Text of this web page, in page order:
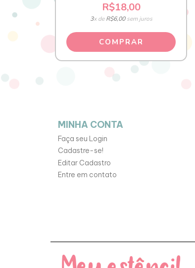
R$18,00
3x deR$6,00sem juros
MINHA CONTA
Faça seu Login
Cadastre-se!
Editar Cadastro
Entre em contato